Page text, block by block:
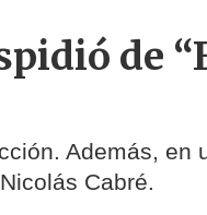
de
Además, en
Cabré.